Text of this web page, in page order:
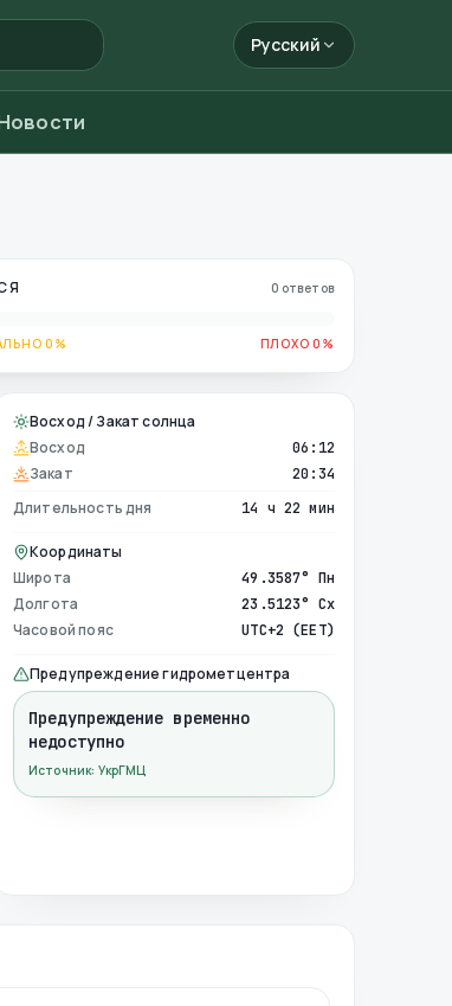
Русский
0 ответов
0% ПЛОХО 0%
Восход / Закат солнца
Восход
06:12
Закат 20:34
Длительность дня 14 ч 22 мин
Координаты
Широта
49.3587° Пн
Долгота 23.5123° Сх
Часовой пояс UTC+2 (EET)
Предупреждение гидрометцентра
Предупреждение временно
недоступно
Источник: УкрГМЦ